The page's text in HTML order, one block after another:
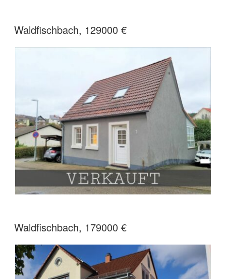
Waldfischbach, 129000 €
Waldfischbach, 179000 €